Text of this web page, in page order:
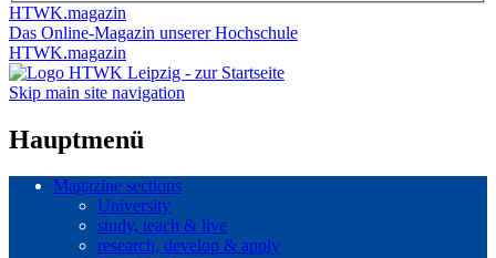
HTWK.magazin
Das Online-Magazin unserer Hochschule
HTWK.magazin
Skip main site navigation
Hauptmenü
Magazine sections
University
study, teach & live
research, develop & apply